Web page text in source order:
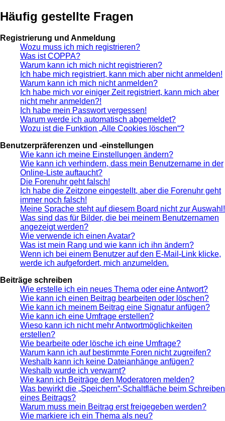
Häufig gestellte Fragen
Registrierung und Anmeldung
Wozu muss ich mich registrieren?
Was ist COPPA?
Warum kann ich mich nicht registrieren?
Ich habe mich registriert, kann mich aber nicht anmelden!
Warum kann ich mich nicht anmelden?
Ich habe mich vor einiger Zeit registriert, kann mich aber
nicht mehr anmelden?!
Ich habe mein Passwort vergessen!
Warum werde ich automatisch abgemeldet?
Wozu ist die Funktion „Alle Cookies löschen“?
Benutzerpräferenzen und -einstellungen
Wie kann ich meine Einstellungen ändern?
Wie kann ich verhindern, dass mein Benutzername in der
Online-Liste auftaucht?
Die Forenuhr geht falsch!
Ich habe die Zeitzone eingestellt, aber die Forenuhr geht
immer noch falsch!
Meine Sprache steht auf diesem Board nicht zur Auswahl!
Was sind das für Bilder, die bei meinem Benutzernamen
angezeigt werden?
Wie verwende ich einen Avatar?
Was ist mein Rang und wie kann ich ihn ändern?
Wenn ich bei einem Benutzer auf den E-Mail-Link klicke,
werde ich aufgefordert, mich anzumelden.
Beiträge schreiben
Wie erstelle ich ein neues Thema oder eine Antwort?
Wie kann ich einen Beitrag bearbeiten oder löschen?
Wie kann ich meinem Beitrag eine Signatur anfügen?
Wie kann ich eine Umfrage erstellen?
Wieso kann ich nicht mehr Antwortmöglichkeiten
erstellen?
Wie bearbeite oder lösche ich eine Umfrage?
Warum kann ich auf bestimmte Foren nicht zugreifen?
Weshalb kann ich keine Dateianhänge anfügen?
Weshalb wurde ich verwarnt?
Wie kann ich Beiträge den Moderatoren melden?
Was bewirkt die „Speichern“-Schaltfläche beim Schreiben
eines Beitrags?
Warum muss mein Beitrag erst freigegeben werden?
Wie markiere ich ein Thema als neu?